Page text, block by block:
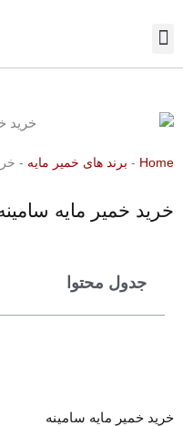
Home
- برند های خمیر مایه -
خرید خمیر مایه
جدول محتوا
خرید خمیر مایه سامینه